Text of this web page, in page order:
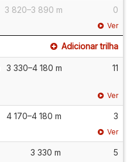
3 820–3 890 m 0
Ver
Adicionar trilha
3 330–4 180 m 11
Ver
4 170–4 180 m 3
Ver
3 330 m 5